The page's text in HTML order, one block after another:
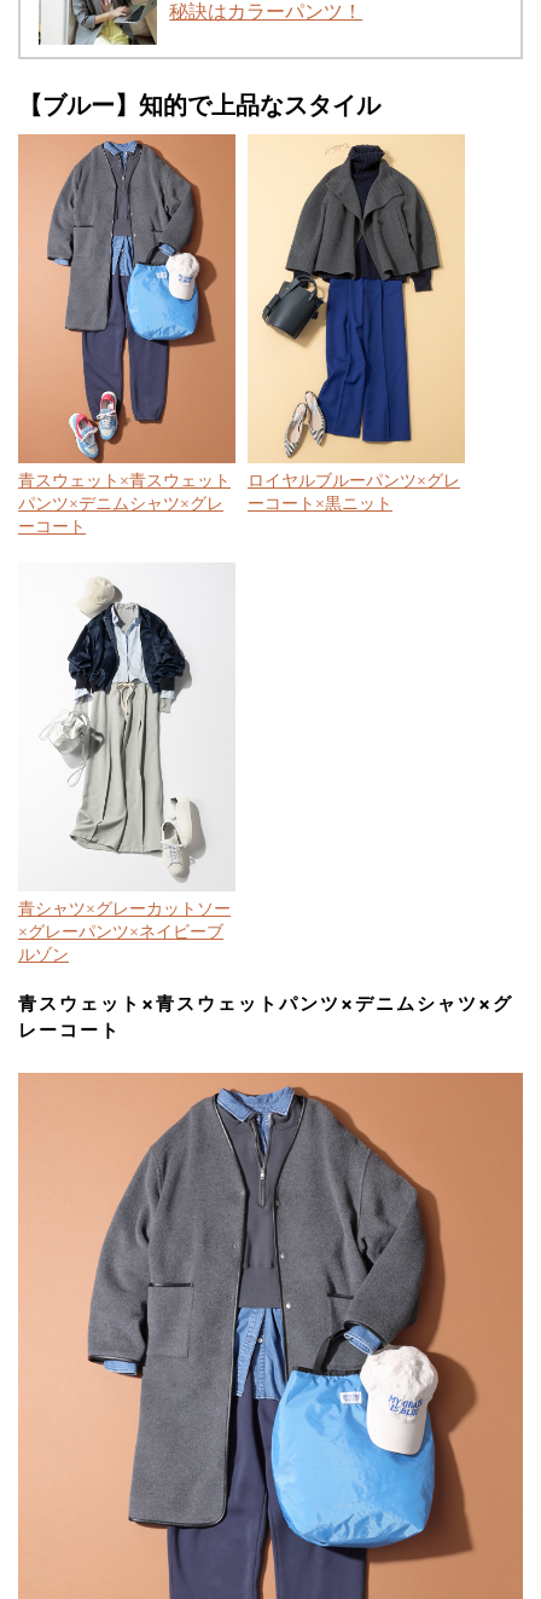
秘訣はカラーパンツ！
【ブルー】知的で上品なスタイル
青スウェット×青スウェット
パンツ×デニムシャツ×グレ
ーコート
ロイヤルブルーパンツ×グレ
ーコート×黒ニット
青シャツ×グレーカットソー
×グレーパンツ×ネイビーブ
ルゾン
青スウェット×青スウェットパンツ×デニムシャツ×グ
レーコート